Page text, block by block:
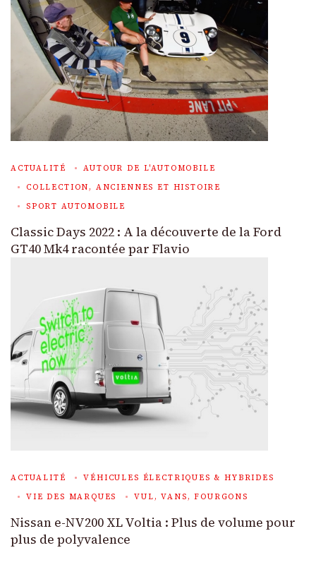
ACTUALITÉ
AUTOUR DE L'AUTOMOBILE
COLLECTION, ANCIENNES ET HISTOIRE
SPORT AUTOMOBILE
Classic Days 2022 : A la découverte de la Ford
GT40 Mk4 racontée par Flavio
ACTUALITÉ
VÉHICULES ÉLECTRIQUES & HYBRIDES
VIE DES MARQUES
VUL, VANS, FOURGONS
Nissan e-NV200 XL Voltia : Plus de volume pour
plus de polyvalence